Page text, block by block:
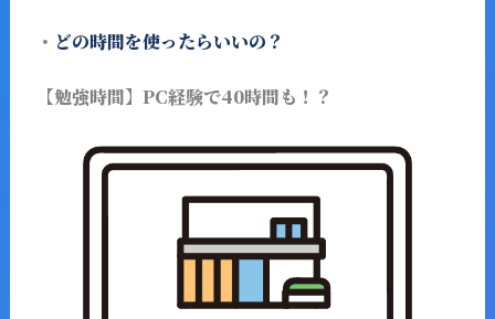
・ どの時間を使ったらいいの？
【勉強時間】PC経験で40時間も！？